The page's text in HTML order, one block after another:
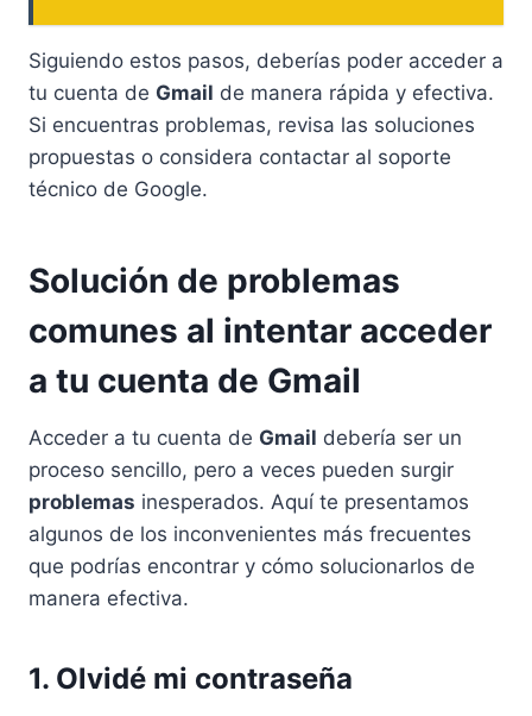
Siguiendo estos pasos, deberías poder acceder a
tu cuenta de Gmail de manera rápida y efectiva.
Si encuentras problemas, revisa las soluciones
propuestas o considera contactar al soporte
técnico de Google.
Solución de problemas
comunes al intentar acceder
a tu cuenta de Gmail
Acceder a tu cuenta de Gmail debería ser un
proceso sencillo, pero a veces pueden surgir
problemas inesperados. Aquí te presentamos
algunos de los inconvenientes más frecuentes
que podrías encontrar y cómo solucionarlos de
manera efectiva.
1. Olvidé mi contraseña